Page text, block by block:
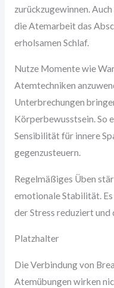
zurückzugewinnen.
die Atemarbeit das
erholsamen Schlaf.
Nutze Momente wie
Atemtechniken
Unterbrechungen
Körperbewusstsein. So
Sensibilität für innere
gegenzusteuern.
Regelmäßiges Üben
emotionale Stabilität.
der Stress reduziert und
Platzhalter
Die Verbindung von
Atemübungen wirken